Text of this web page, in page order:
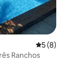
5 (8)
Ranchos